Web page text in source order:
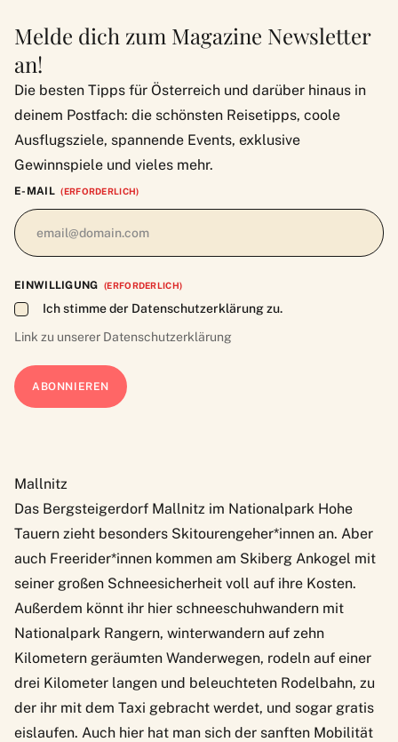
Melde dich zum Magazine Newsletter
an!
Die besten Tipps für Österreich und darüber hinaus in
deinem Postfach: die schönsten Reisetipps, coole
Ausflugsziele, spannende Events, exklusive
Gewinnspiele und vieles mehr.
E-MAIL (ERFORDERLICH)
EINWILLIGUNG (ERFORDERLICH)
Ich stimme der Datenschutzerklärung zu.
Link zu unserer Datenschutzerklärung
Mallnitz
Das Bergsteigerdorf Mallnitz im Nationalpark Hohe
Tauern zieht besonders Skitourengeher*innen an. Aber
auch Freerider*innen kommen am Skiberg Ankogel mit
seiner großen Schneesicherheit voll auf ihre Kosten.
Außerdem könnt ihr hier schneeschuhwandern mit
Nationalpark Rangern, winterwandern auf zehn
Kilometern geräumten Wanderwegen, rodeln auf einer
drei Kilometer langen und beleuchteten Rodelbahn, zu
der ihr mit dem Taxi gebracht werdet, und sogar gratis
eislaufen. Auch hier hat man sich der sanften Mobilität